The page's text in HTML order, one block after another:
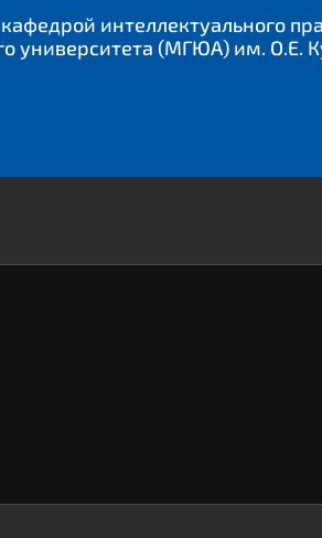
интеллектуального
университета (МГЮА) им. О.Е.